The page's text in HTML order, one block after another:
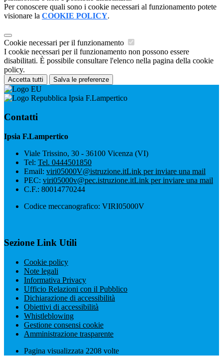
Per conoscere quali sono i cookie necessari al funzionamento potete
visionare la COOKIE POLICY.
Cookie necessari per il funzionamento
I cookie necessari per il funzionamento non possono essere
disabilitati. È possibile consultare l'elenco nella pagina della cookie
policy.
Accetta tutti Salva le preferenze
Ipsia F.Lampertico
Contatti
Ipsia F.Lampertico
Viale Trissino, 30 - 36100 Vicenza (VI)
Tel: Tel. 0444501850
Email: viri05000V@istruzione.itLink per inviare una mail
PEC: viri05000v@pec.istruzione.itLink per inviare una mail
C.F.: 80014770244
Codice meccanografico: VIRI05000V
Sezione Link Utili
Cookie policy
Note legali
Informativa Privacy
Ufficio Relazioni con il Pubblico
Dichiarazione di accessibilità
Obiettivi di accessibilità
Whistleblowing
Gestione consensi cookie
Amministrazione trasparente
Pagina visualizzata 2208 volte